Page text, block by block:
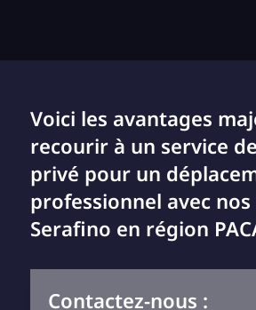
Voici les avantages
recourir à un service
privé pour un
professionnel avec nos
Serafino en région
Contactez-nous :